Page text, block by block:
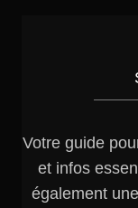
Votre guide
et infos
également